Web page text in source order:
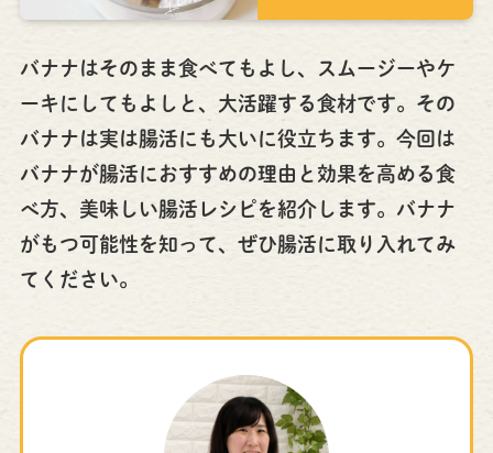
バナナはそのまま食べてもよし、スムージーやケ
ーキにしてもよしと、大活躍する食材です。その
バナナは実は腸活にも大いに役立ちます。今回は
バナナが腸活におすすめの理由と効果を高める食
べ方、美味しい腸活レシピを紹介します。バナナ
がもつ可能性を知って、ぜひ腸活に取り入れてみ
てください。